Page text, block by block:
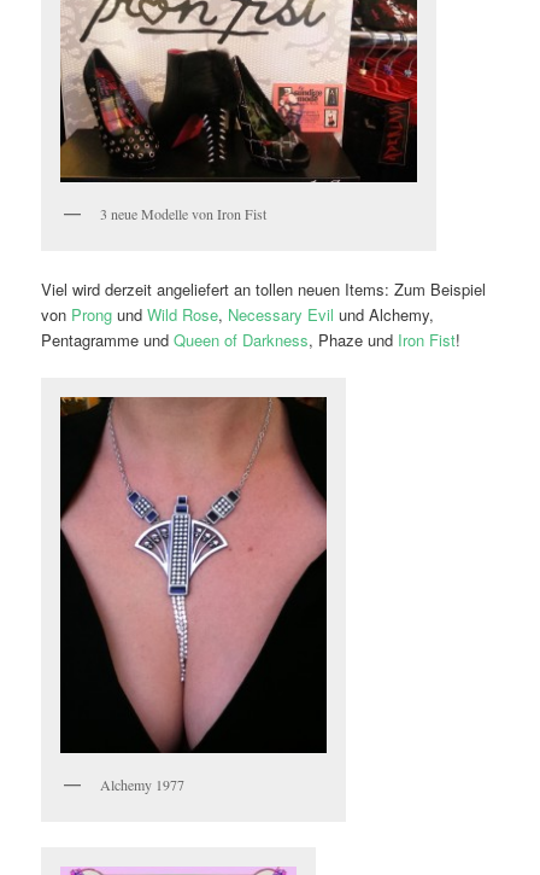
3 neue Modelle von Iron Fist
Viel wird derzeit angeliefert an tollen neuen Items: Zum Beispiel
von Prong undWild Rose, Necessary Evil und Alchemy,
Pentagramme undQueen of Darkness, Phaze und Iron Fist!
Alchemy 1977